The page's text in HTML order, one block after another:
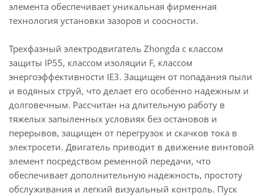
элемента обеспечивает уникальная фирменная
технология установки зазоров и соосности.
Трехфазный электродвигатель Zhongda с классом
защиты IP55, классом изоляции F, классом
энергоэффективности IE3. Защищен от попадания пыли
и водяных струй, что делает его особенно надежным и
долговечным. Рассчитан на длительную работу в
тяжелых запыленных условиях без остановов и
перерывов, защищен от перегрузок и скачков тока в
электросети. Двигатель приводит в движение винтовой
элемент посредством ременной передачи, что
обеспечивает дополнительную надежность, простоту
обслуживания и легкий визуальный контроль. Пуск